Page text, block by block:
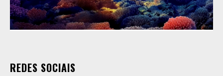
REDES SOCIAIS